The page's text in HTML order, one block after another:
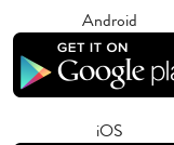
Android
iOS